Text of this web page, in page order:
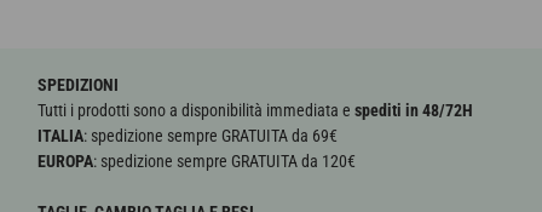
SPEDIZIONI
Tutti i prodotti sono a disponibilità immediata espediti in 48/72H
ITALIA: spedizione sempre GRATUITA da 69€
EUROPA: spedizione sempre GRATUITA da 120€